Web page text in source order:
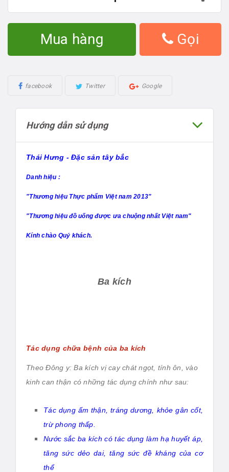
Mua hàng Gọi
facebook Twitter Google
Hướng dẫn sử dụng
Thái Hưng - Đặc sản tây bắc
Danh hiệu :
"Thương hiệu Thực phẩm Việt nam 2013"
"Thương hiệu đồ uống được ưa chuộng nhất Việt nam"
Kính chào Quý khách.
Ba kích
Tác dụng chữa bệnh của ba kích
Theo Đông y: Ba kích vị cay chát ngọt, tính ôn, vào
kinh can thận có những tác dụng chính như sau:
Tác dụng ấm thận, tráng dương, khỏe gân cốt,
trừ phong thấp.
Nước sắc ba kích có tác dụng làm hạ huyết áp,
tăng sức dẻo dai, tăng sức đề kháng của cơ
thể